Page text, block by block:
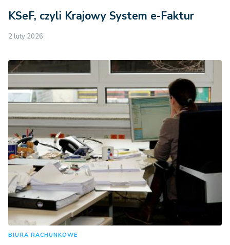
KSeF, czyli Krajowy System e-Faktur
2 luty 2026
BIURA RACHUNKOWE